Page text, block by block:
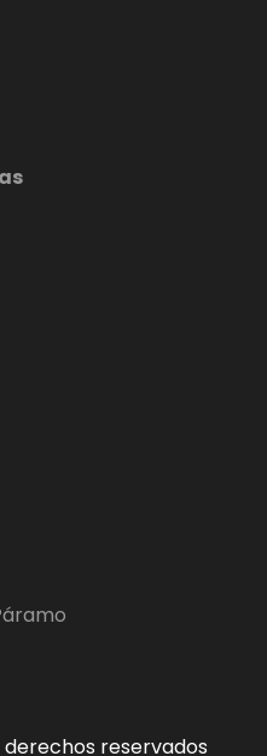
reservados